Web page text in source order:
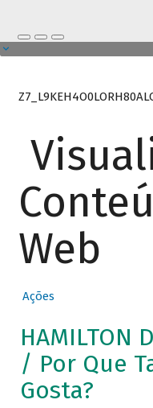
Web
Ações
HAMILTON
/ Por Que
Gosta?